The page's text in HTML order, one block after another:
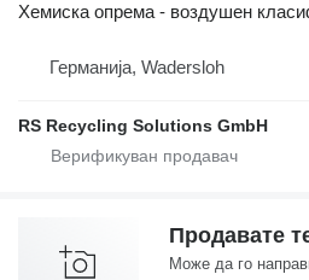
Хемиска опрема - воздушен
Германија, Wadersloh
RS Recycling Solutions GmbH
Продавате
Може да го